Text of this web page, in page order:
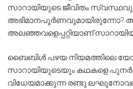
സാറായിയുടെജീവിതം
അഭിമാനപൂർണവുമായിരുന്നോ?
അലഞ്ഞവളെപ്പറ്റിയാണ്
ബൈബിൾപഴയനിയമത്തിലെ
സാറായിയുടെയുംകഥകളെ
വിധേയമാക്കുന്നരണ്ടു